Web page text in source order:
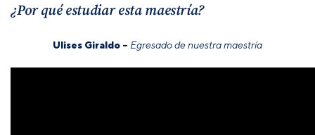
¿Por qué estudiar esta maestría?
Ulises Giraldo – Egresado de nuestra maestría